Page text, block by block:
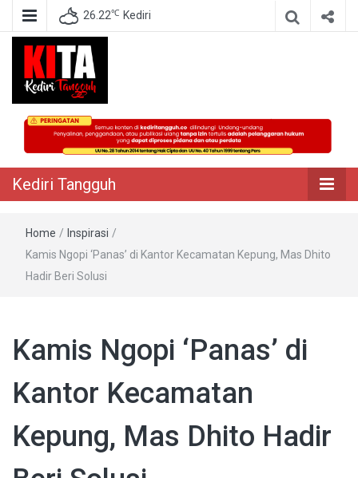
26.22℃ Kediri
Kediri Tangguh
Berita Akurat Terpercaya
Kediri Tangguh
Home / Inspirasi /
Kamis Ngopi ‘Panas’ di Kantor Kecamatan Kepung, Mas Dhito
Hadir Beri Solusi
Kamis Ngopi ‘Panas’ di
Kantor Kecamatan
Kepung, Mas Dhito Hadir